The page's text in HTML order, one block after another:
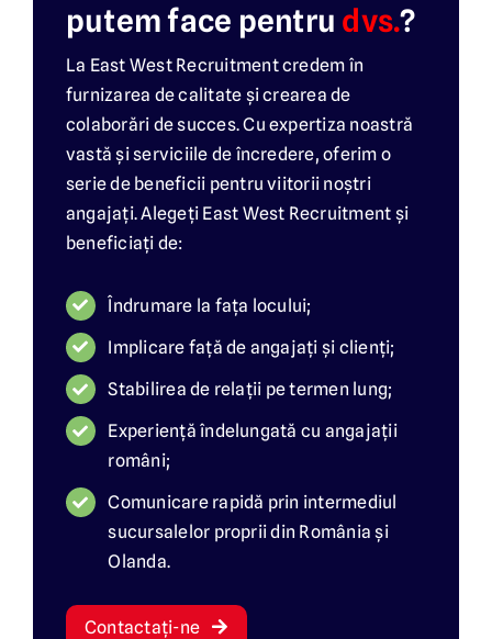
putem face pentru dvs.?
La East West Recruitment credem în
furnizarea de calitate și crearea de
colaborări de succes. Cu expertiza noastră
vastă și serviciile de încredere, oferim o
serie de beneficii pentru viitorii noștri
angajați. Alegeți East West Recruitment și
beneficiați de:
Îndrumare la fața locului;
Implicare față de angajați și clienți;
Stabilirea de relații pe termen lung;
Experiență îndelungată cu angajații
români;
Comunicare rapidă prin intermediul
sucursalelor proprii din România și
Olanda.
Contactați-ne